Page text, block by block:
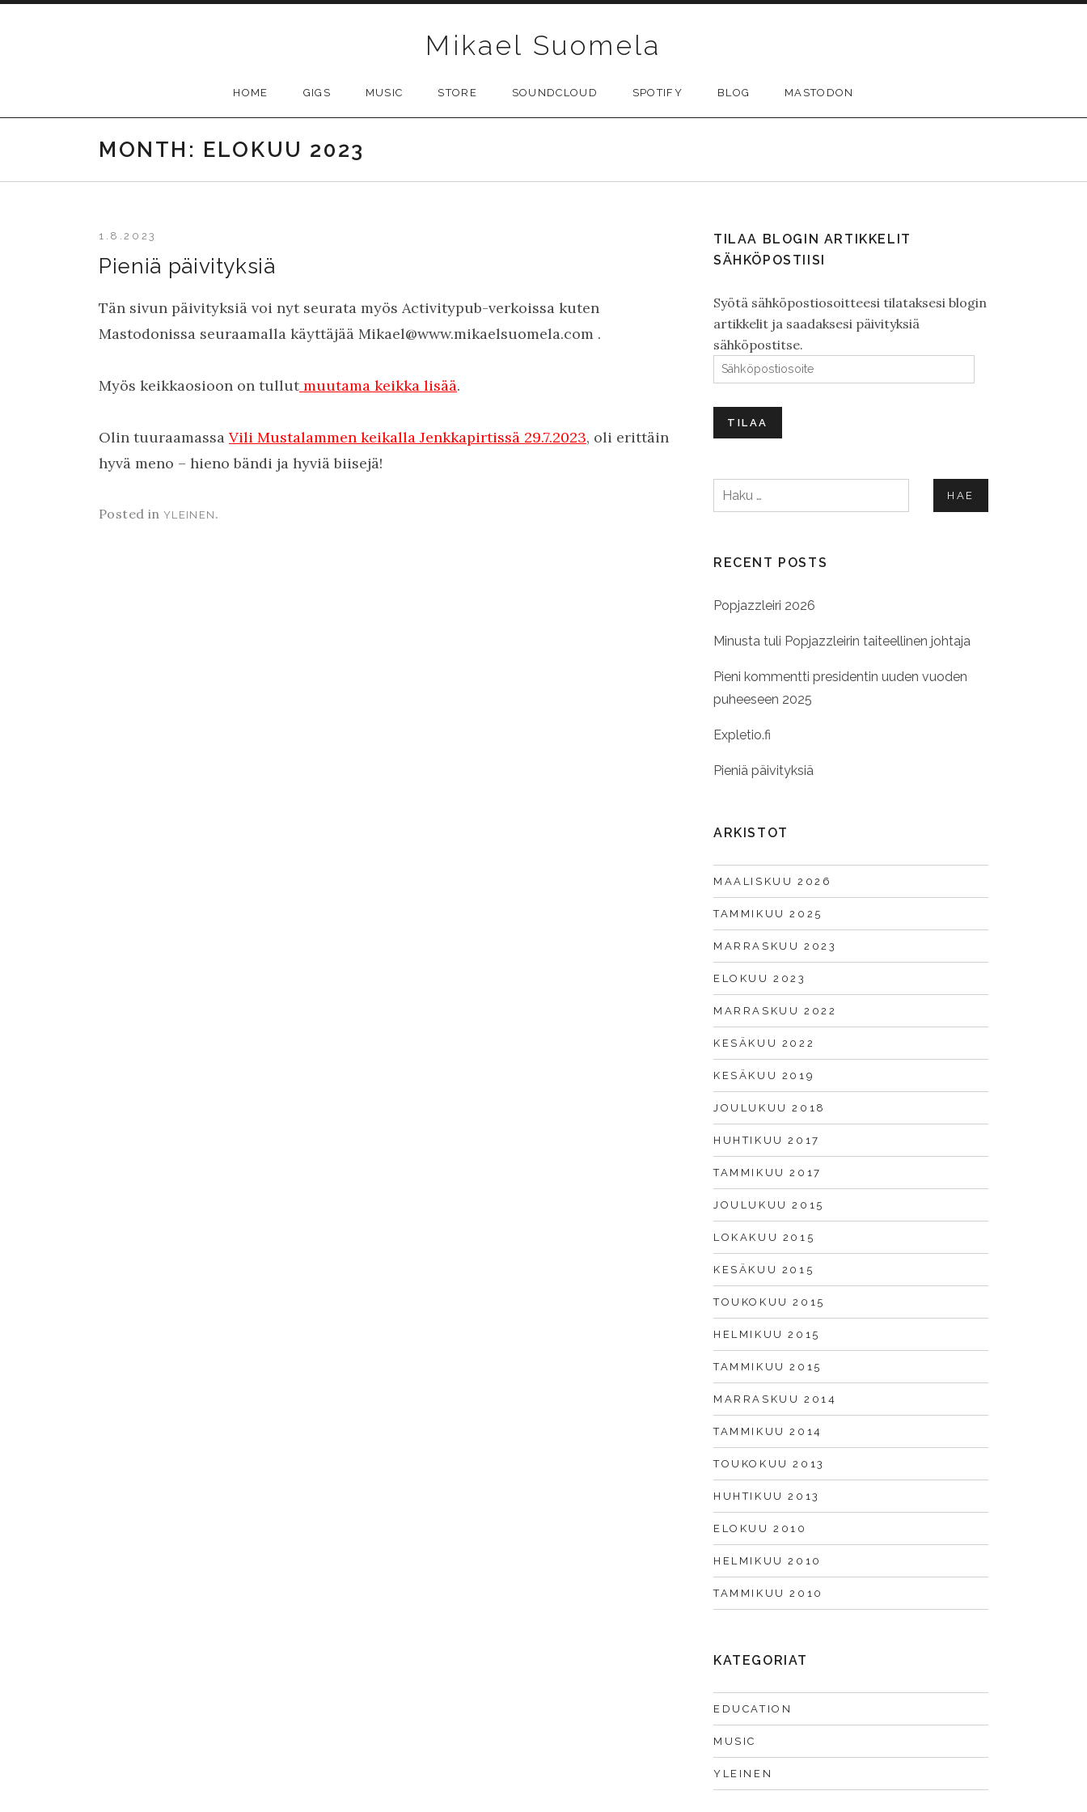
Mikael Suomela
HOME GIGS MUSIC STORE SOUNDCLOUD SPOTIFY BLOG MASTODON
MONTH: ELOKUU 2023
Pieniä päivityksiä
1.8.2023
Tän sivun päivityksiä voi nyt seurata myös Activitypub-verkoissa kuten
Mastodonissa seuraamalla käyttäjää Mikael@www.mikaelsuomela.com .
Myös keikkaosioon on tullutmuutama keikka lisää.
Olin tuuraamassa Vili Mustalammen keikalla Jenkkapirtissä 29.7.2023, oli erittäin
hyvä meno – hieno bändi ja hyviä biisejä!
Posted in YLEINEN .
TILAA BLOGIN ARTIKKELIT
SÄHKÖPOSTIISI
Syötä sähköpostiosoitteesi tilataksesi blogin
artikkelit ja saadaksesi päivityksiä
sähköpostitse.
Sähköpostiosoite
TILAA
Haku:
RECENT POSTS
Popjazzleiri 2026
Minusta tuli Popjazzleirin taiteellinen johtaja
Pieni kommentti presidentin uuden vuoden
puheeseen 2025
Expletio.fi
Pieniä päivityksiä
ARKISTOT
MAALISKUU 2026
TAMMIKUU 2025
MARRASKUU 2023
ELOKUU 2023
MARRASKUU 2022
KESÄKUU 2022
KESÄKUU 2019
JOULUKUU 2018
HUHTIKUU 2017
TAMMIKUU 2017
JOULUKUU 2015
LOKAKUU 2015
KESÄKUU 2015
TOUKOKUU 2015
HELMIKUU 2015
TAMMIKUU 2015
MARRASKUU 2014
TAMMIKUU 2014
TOUKOKUU 2013
HUHTIKUU 2013
ELOKUU 2010
HELMIKUU 2010
TAMMIKUU 2010
KATEGORIAT
EDUCATION
MUSIC
YLEINEN